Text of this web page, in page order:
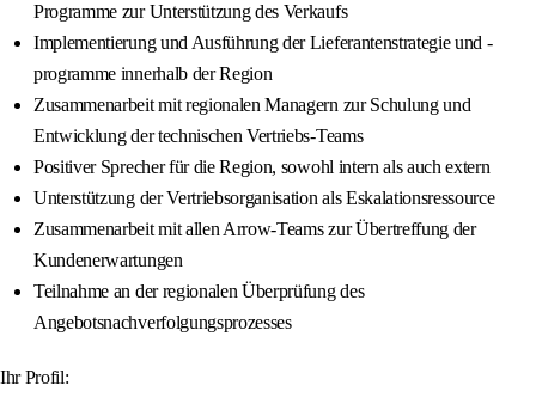
Programme zur Unterstützung des Verkaufs
Implementierung und Ausführung der Lieferantenstrategie und -
programme innerhalb der Region
Zusammenarbeit mit regionalen Managern zur Schulung und
Entwicklung der technischen Vertriebs-Teams
Positiver Sprecher für die Region, sowohl intern als auch extern
Unterstützung der Vertriebsorganisation als Eskalationsressource
Zusammenarbeit mit allen Arrow-Teams zur Übertreffung der
Kundenerwartungen
Teilnahme an der regionalen Überprüfung des
Angebotsnachverfolgungsprozesses
Ihr Profil: